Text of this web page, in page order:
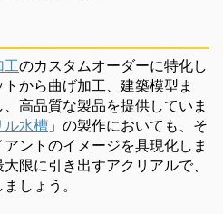
工のカスタムオーダーに特化し
から曲げ加工、建築模型ま
高品質な製品を提供していま
ル水槽 」の製作においても、そ
ントのイメージを具現化しま
限に引き出すアクリアルで、
しょう。